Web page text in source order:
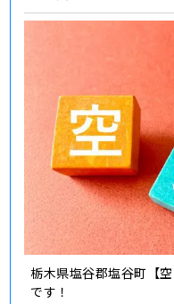
栃木県塩谷郡塩谷町【
です！